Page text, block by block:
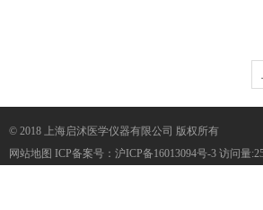
© 2018 上海启沭医学仪器有限公司 版权所有
网站地图 ICP备案号： 沪ICP备16013094号-3 访问量